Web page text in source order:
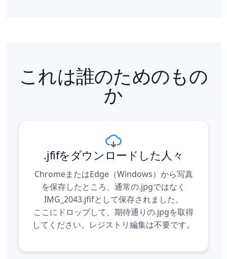
これは誰のためのもの
か
.jfifをダウンロードした人々
ChromeまたはEdge（Windows）から写真
を保存したところ、通常の.jpgではなく
IMG_2043.jfifとして保存されました。
ここにドロップして、期待通りの.jpgを取得
してください。レジストリ編集は不要です。